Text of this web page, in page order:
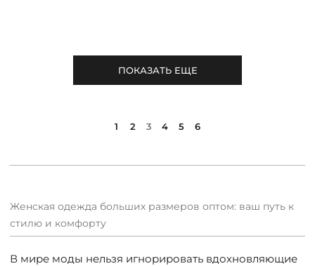
ПОКАЗАТЬ ЕЩЕ
1 2 3 4 5 6
Женская одежда больших размеров оптом: ваш путь к
стилю и комфорту
В мире моды нельзя игнорировать вдохновляющие